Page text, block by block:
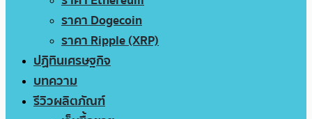
ราคา Dogecoin
ราคา Ripple (XRP)
ปฏิทินเศรษฐกิจ
บทความ
รีวิวผลิตภัณฑ์